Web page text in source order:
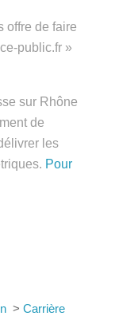
offre de
service-
sur Rhône
de
les
Pour
> Carrière